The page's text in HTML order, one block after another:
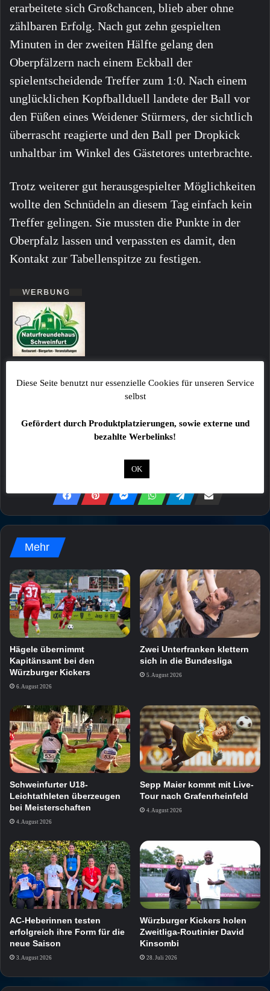
erarbeitete sich Großchancen, blieb aber ohne
zählbaren Erfolg. Nach gut zehn gespielten
Minuten in der zweiten Hälfte gelang den
Oberpfälzern nach einem Eckball der
spielentscheidende Treffer zum 1:0. Nach einem
unglücklichen Kopfballduell landete der Ball vor
den Füßen eines Weidener Stürmers, der sichtlich
überrascht reagierte und den Ball per Dropkick
unhaltbar im Winkel des Gästetores unterbrachte.
Trotz weiterer gut herausgespielter Möglichkeiten
wollte den Schnüdeln an diesem Tag einfach kein
Treffer gelingen. Sie mussten die Punkte in der
Oberpfalz lassen und verpassten es damit, den
Kontakt zur Tabellenspitze zu festigen.
Fotos sind ggf. beispielhafte Symbolbilder!
Meinung der Redaktion dar!
Mehr
Hägele übernimmt
Kapitänsamt bei den
Würzburger Kickers
6. August 2026
Zwei Unterfranken klettern
sich in die Bundesliga
5. August 2026
Schweinfurter U18-
Leichtathleten überzeugen
bei Meisterschaften
4. August 2026
Sepp Maier kommt mit Live-
Tour nach Grafenrheinfeld
4. August 2026
AC-Heberinnen testen
erfolgreich ihre Form für die
neue Saison
3. August 2026
Würzburger Kickers holen
Zweitliga-Routinier David
Kinsombi
28. Juli 2026
Diese Seite benutzt nur essenzielle Cookies für unseren Service
selbst
Gefördert durch Produktplatzierungen, sowie externe und
bezahlte Werbelinks!
OK